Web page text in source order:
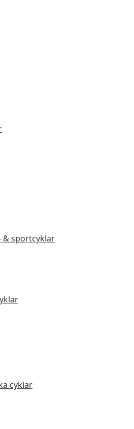
& sportcyklar
cyklar